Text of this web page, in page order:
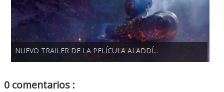
NUEVO TRAILER DE LA PELÍCULA ALADDÍ...
0 comentarios :